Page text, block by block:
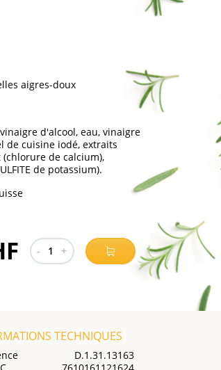
aigres-doux
d'alcool, eau, vinaigre
de cuisine iodé, extraits
de calcium),
de potassium).
- 1 +
TECHNIQUES
D.1.31.13163